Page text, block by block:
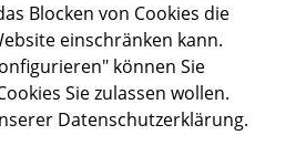
Blocken von Cookies die
einschränken kann.
können Sie
Sie zulassen wollen.
Datenschutzerklärung.